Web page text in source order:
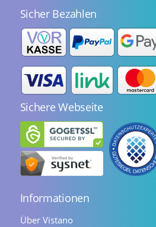
Sicher Bezahlen
Sichere Webseite
Informationen
Über Vistano